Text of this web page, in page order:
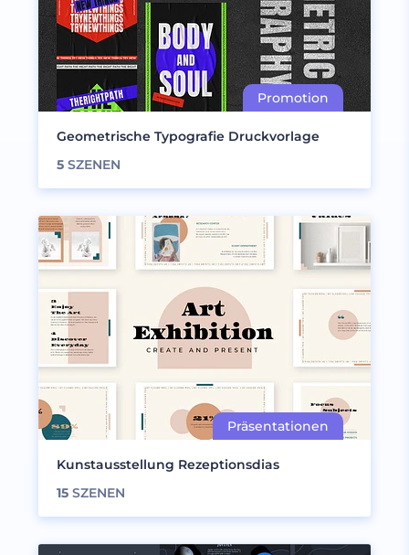
Geometrische Typografie Druckvorlage
5 SZENEN
Kunstausstellung Rezeptionsdias
15 SZENEN